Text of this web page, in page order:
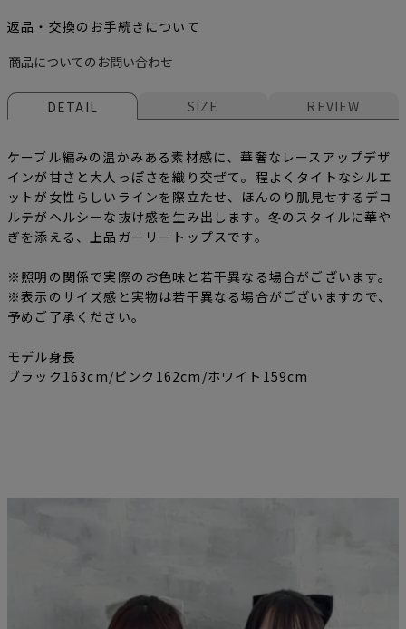
返品・交換のお手続きについて
商品についてのお問い合わせ
DETAIL SIZE REVIEW
ケーブル編みの温かみある素材感に、華奢なレースアップデザ
インが甘さと大人っぽさを織り交ぜて。程よくタイトなシルエ
ットが女性らしいラインを際立たせ、ほんのり肌見せするデコ
ルテがヘルシーな抜け感を生み出します。冬のスタイルに華や
ぎを添える、上品ガーリートップスです。
※照明の関係で実際のお色味と若干異なる場合がございます。
※表示のサイズ感と実物は若干異なる場合がございますので、
予めご了承ください。
モデル身長
ブラック163cm/ピンク162cm/ホワイト159cm